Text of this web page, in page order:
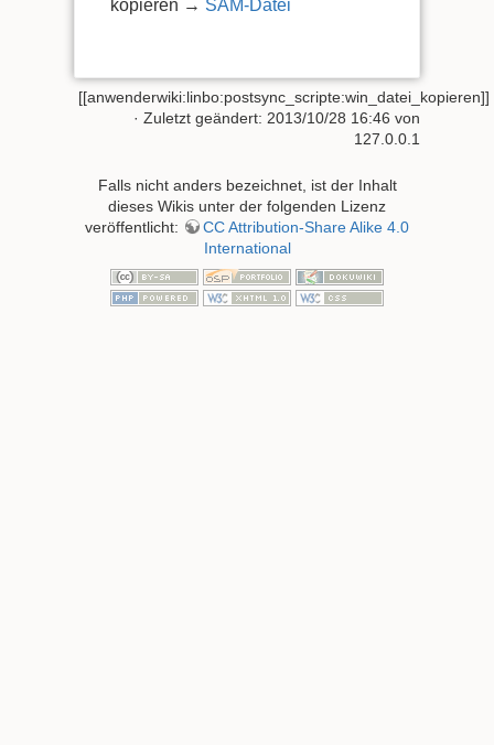
kopieren → SAM-Datei
[[anwenderwiki:linbo:postsync_scripte:win_datei_kopieren]]
· Zuletzt geändert: 2013/10/28 16:46 von
127.0.0.1
Falls nicht anders bezeichnet, ist der Inhalt
dieses Wikis unter der folgenden Lizenz
veröffentlicht:
CC Attribution-Share Alike 4.0
International